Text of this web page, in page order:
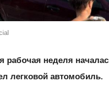
рабочая неделя
легковой автомобиль.